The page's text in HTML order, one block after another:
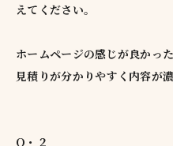
えてください。
ホームページの感じが良かった
見積りが分かりやすく内容が
Q・２